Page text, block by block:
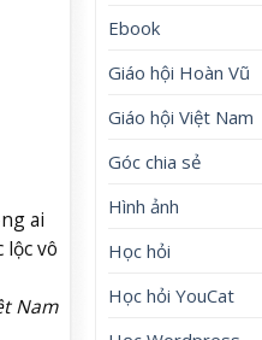
ai
vô
Nam
Ebook
Giáo hội Hoàn Vũ
Giáo hội Việt Nam
Góc chia sẻ
Hình ảnh
Học hỏi
Học hỏi YouCat